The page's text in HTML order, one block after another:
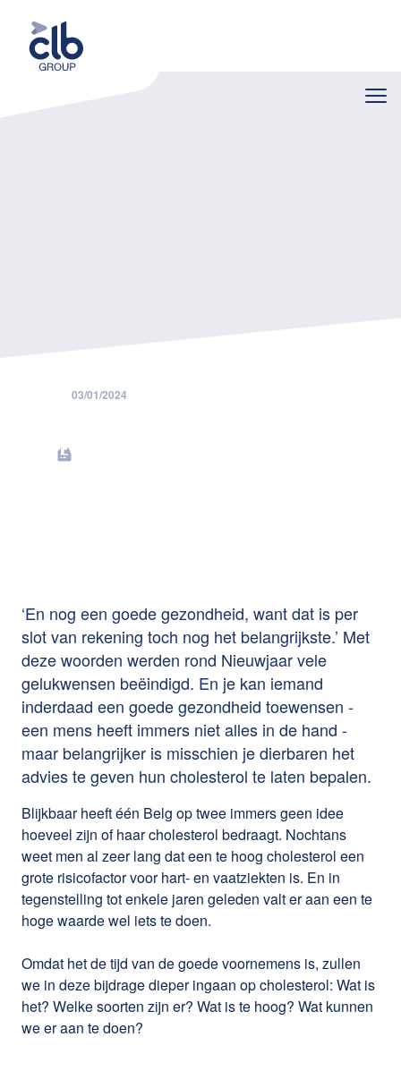
03/01/2024
fabels en feiten
‘En nog een goede gezondheid, want dat is per
slot van rekening toch nog het belangrijkste.’ Met
deze woorden werden rond Nieuwjaar vele
gelukwensen beëindigd. En je kan iemand
inderdaad een goede gezondheid toewensen -
een mens heeft immers niet alles in de hand -
maar belangrijker is misschien je dierbaren het
advies te geven hun cholesterol te laten bepalen.
Blijkbaar heeft één Belg op twee immers geen idee
hoeveel zijn of haar cholesterol bedraagt. Nochtans
weet men al zeer lang dat een te hoog cholesterol een
grote risicofactor voor hart- en vaatziekten is. En in
tegenstelling tot enkele jaren geleden valt er aan een te
hoge waarde wel iets te doen.
Omdat het de tijd van de goede voornemens is, zullen
we in deze bijdrage dieper ingaan op cholesterol: Wat is
het? Welke soorten zijn er? Wat is te hoog? Wat kunnen
we er aan te doen?